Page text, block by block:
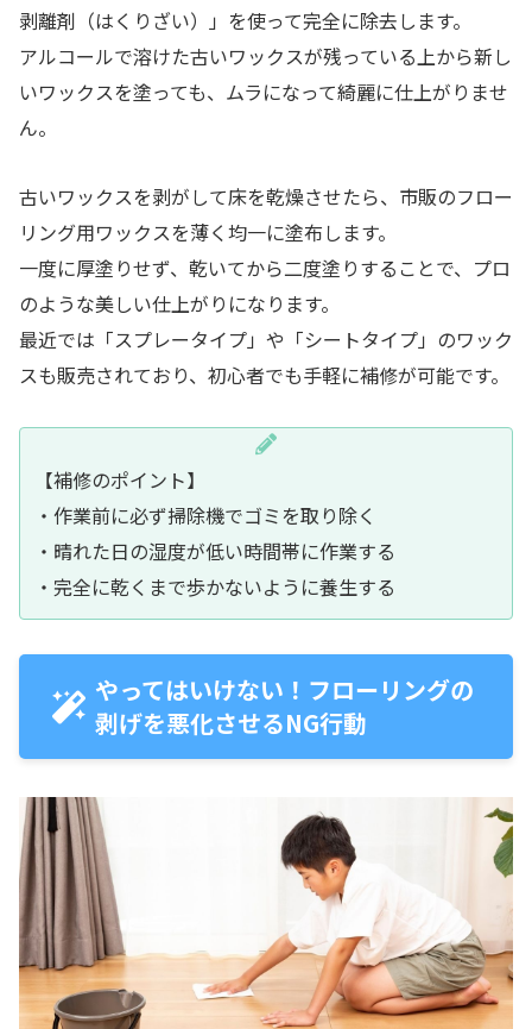
剥離剤（はくりざい）」を使って完全に除去します。
アルコールで溶けた古いワックスが残っている上から新し
いワックスを塗っても、ムラになって綺麗に仕上がりませ
ん。
古いワックスを剥がして床を乾燥させたら、市販のフロー
リング用ワックスを薄く均一に塗布します。
一度に厚塗りせず、乾いてから二度塗りすることで、プロ
のような美しい仕上がりになります。
最近では「スプレータイプ」や「シートタイプ」のワック
スも販売されており、初心者でも手軽に補修が可能です。
【補修のポイント】
・作業前に必ず掃除機でゴミを取り除く
・晴れた日の湿度が低い時間帯に作業する
・完全に乾くまで歩かないように養生する
やってはいけない！フローリングの
剥げを悪化させるNG行動